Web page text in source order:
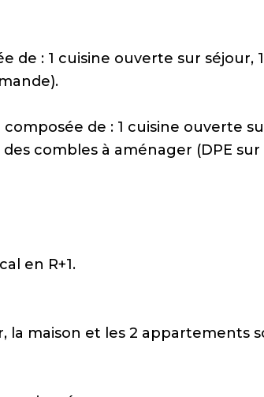
de : 1 cuisine ouverte sur séjour,
composée de : 1 cuisine ouverte
combles à aménager (DPE
en R+1.
la maison et les 2 appartements